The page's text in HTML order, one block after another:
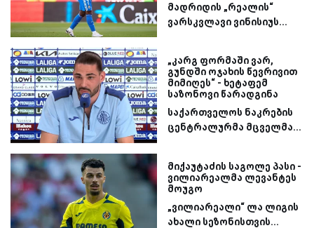
მადრიდის „რეალის“
ვარსკვლავი ვინისიუს...
„კარგ ფორმაში ვარ,
გუნდში ოჯახის წევრივით
მიმიღეს“ - ხეტაფემ
საზონოვი წარადგინა
საქართველოს ნაკრების
ცენტრალურმა მცველმა...
მიქაუტაძის საგოლე პასი -
ვილიარეალმა ლევანტეს
მოუგო
„ვილიარეალი“ ლა ლიგის
ახალი სეზონისთვის...